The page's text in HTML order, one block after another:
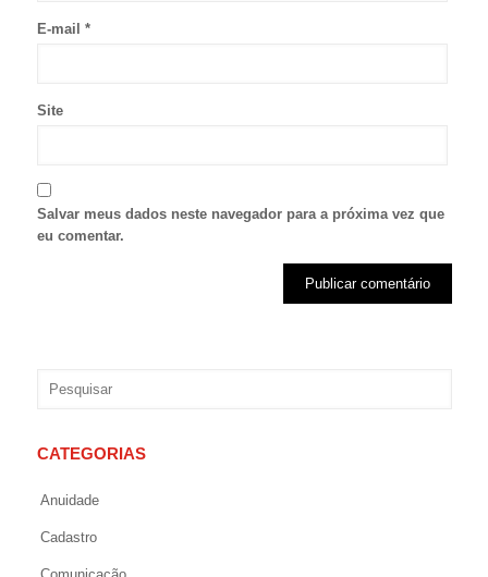
E-mail *
Site
Salvar meus dados neste navegador para a próxima vez que
eu comentar.
CATEGORIAS
Anuidade
Cadastro